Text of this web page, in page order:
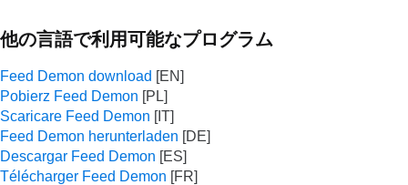
他の言語で利用可能なプログラム
Feed Demon download
Pobierz Feed Demon
Scaricare Feed Demon
Feed Demon herunterladen
Descargar Feed Demon
Télécharger Feed Demon